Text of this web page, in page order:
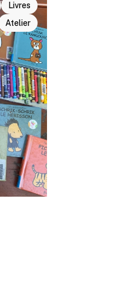
Livres
Atelier